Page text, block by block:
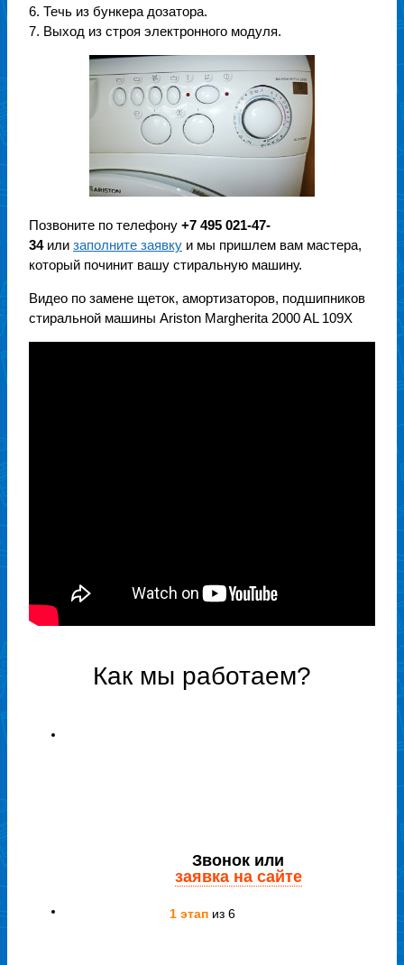
6. Течь из бункера дозатора.
7. Выход из строя электронного модуля.
Позвоните по телефону +7 495 021-47-
34или заполните заявку и мы пришлем вам мастера,
который починит вашу стиральную машину.
Видео по замене щеток, амортизаторов, подшипников
стиральной машины Ariston Margherita 2000 AL 109X
Как мы работаем?
Звонок или
заявка на сайте
1 этап из 6